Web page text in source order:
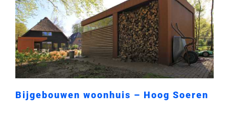
Bijgebouwen woonhuis – Hoog Soeren